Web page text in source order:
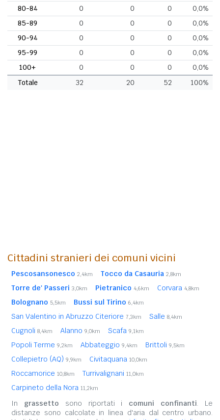
80-84
0 0 0
0,0%
85-89
0 0 0
0,0%
90-94
0 0 0
0,0%
95-99
0 0 0
0,0%
100+
0 0 0
0,0%
Totale
32 20 52 100%
Cittadini stranieri dei comuni vicini
Pescosansonesco 2,4km Tocco da Casauria 2,8km
Torre de' Passeri 3,0km Pietranico 4,6km Corvara 4,8km
Bolognano 5,5km Bussi sul Tirino 6,4km
San Valentino in Abruzzo Citeriore 7,3km Salle 8,4km
Cugnoli 8,4km Alanno 9,0km Scafa 9,1km
Popoli Terme 9,2km Abbateggio 9,4km Brittoli 9,5km
Collepietro (AQ) 9,9km Civitaquana 10,0km
Roccamorice 10,8km Turrivalignani 11,0km
Carpineto della Nora 11,2km
In grassetto sono riportati i comuni confinanti. Le
distanze sono calcolate in linea d'aria dal centro urbano.